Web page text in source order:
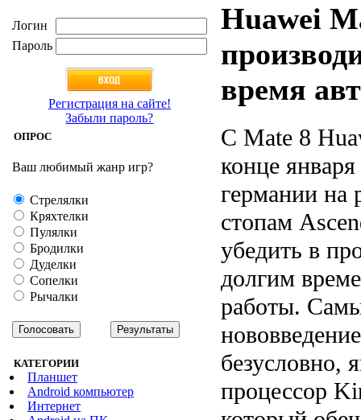
Логин
Пароль
Регистрация на сайте!
Забыли пароль?
ОПРОС
Ваш любимый жанр игр?
Стрелялки
Кряхтелки
Пулялки
Бродилки
Дуделки
Сопелки
Рычалки
КАТЕГОРИИ
Планшет
Android компьютер
Интернет
Huawei
время
С Mate 8
конце
германии на
стопам
убедить в
долгим
работы.
безусловно,
процессор